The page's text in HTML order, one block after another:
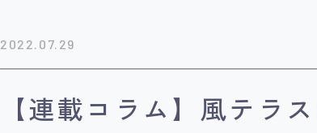
2022.07.29
【連載コラム】風テラ